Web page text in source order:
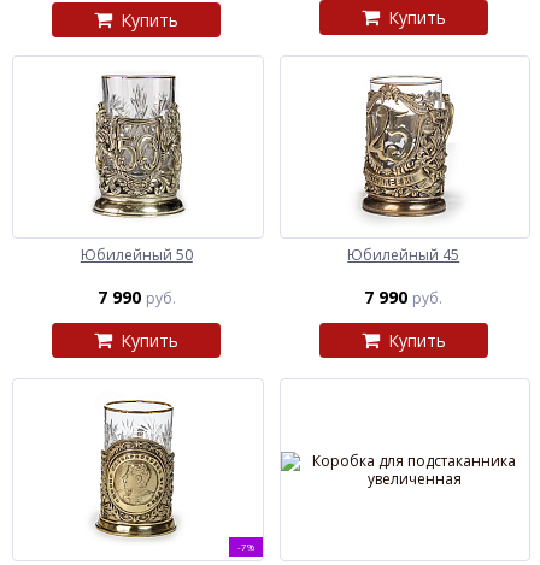
Купить Купить
Юбилейный 50
7 990 руб.
Купить
Юбилейный 45
7 990 руб.
Купить
-7%